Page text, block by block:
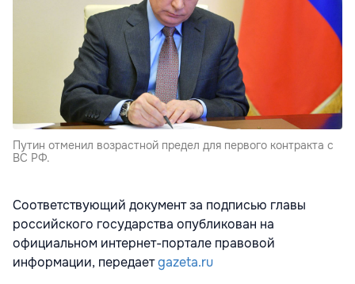
Путин отменил возрастной предел для первого контракта с
ВС РФ.
Соответствующий документ за подписью главы
российского государства опубликован на
официальном интернет-портале правовой
информации, передаетgazeta.ru